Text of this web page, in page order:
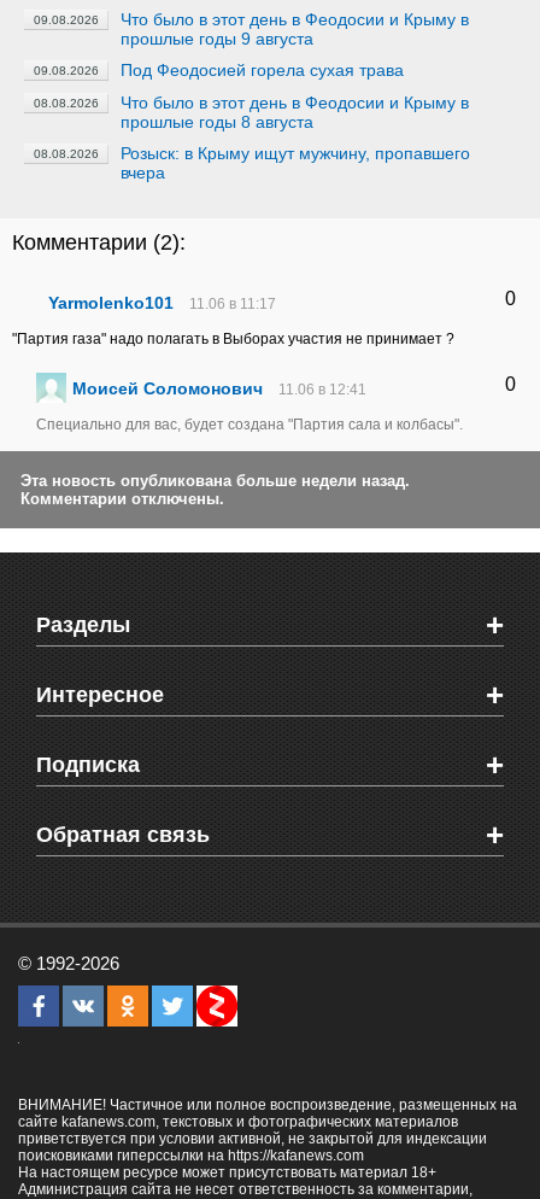
09.08.2026
Что было в этот день в Феодосии и Крыму в
прошлые годы 9 августа
09.08.2026 Под Феодосией горела сухая трава
08.08.2026
Что было в этот день в Феодосии и Крыму в
прошлые годы 8 августа
08.08.2026
Розыск: в Крыму ищут мужчину, пропавшего
вчера
Комментарии (2):
Yarmolenko101 11.06 в 11:17 0
"Партия газа" надо полагать в Выборах участия не принимает ?
Моисей Соломонович 11.06 в 12:41 0
Специально для вас, будет создана "Партия сала и колбасы".
Эта новость опубликована больше недели назад.
Комментарии отключены.
Разделы +
Новости Феодосии
Новости Крыма
Мировые новости
Объявления
Здоровье
СМС мнения читателей
Интересное +
Видео о Феодосии
Веб-камеры Феодосии
Блоги феодосийцев
Школы Феодосии
Подписка +
Печатная версия газеты "Кафа"
RSS
Обратная связь +
Рекламодателям
Контактная информация
© 1992-2026
ВНИМАНИЕ! Частичное или полное воспроизведение, размещенных на
сайте kafanews.com, текстовых и фотографических материалов
приветствуется при условии активной, не закрытой для индексации
поисковиками гиперссылки на https://kafanews.com
На настоящем ресурсе может присутствовать материал 18+
Администрация сайта не несет ответственность за комментарии,